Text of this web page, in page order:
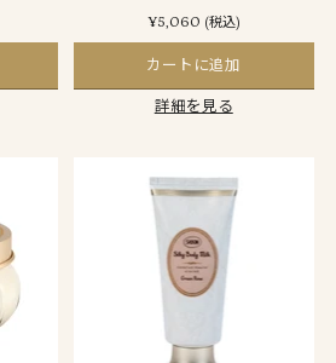
¥5,060 (税込)
カートに追加
詳細を見る